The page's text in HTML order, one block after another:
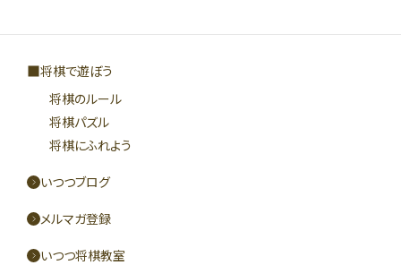
将棋で遊ぼう
将棋のルール
将棋パズル
将棋にふれよう
いつつブログ
メルマガ登録
いつつ将棋教室